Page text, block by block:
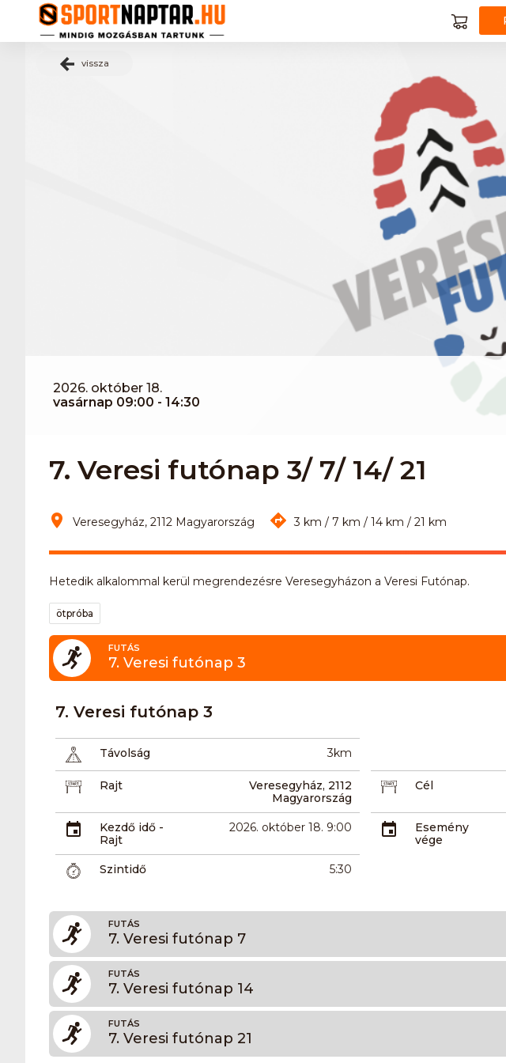
vissza
2026. október 18.
vasárnap 09:00 - 14:30
7. Veresi futónap 3/ 7/ 14/ 21
Veresegyház, 2112 Magyarország 3 km / 7 km / 14 km / 21 km
Hetedik alkalommal kerül megrendezésre Veresegyházon a Veresi Futónap.
ötpróba
FUTÁS
7. Veresi futónap 3
7. Veresi futónap 3
Távolság 3km
Rajt
Veresegyház, 2112
Magyarország
Cél
Kezdő idő -
Rajt
2026. október 18. 9:00
Esemény
vége
Szintidő 5:30
FUTÁS
7. Veresi futónap 7
FUTÁS
7. Veresi futónap 14
FUTÁS
7. Veresi futónap 21